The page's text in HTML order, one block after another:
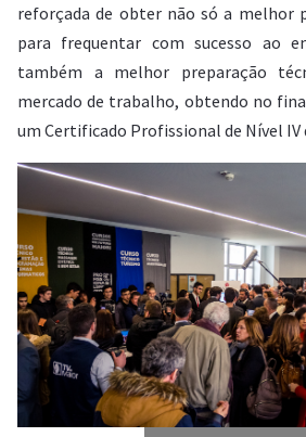
reforçada de obter não só a melhor
para frequentar com sucesso ao
também a melhor preparação
mercado de trabalho, obtendo no
um Certificado Profissional de Nível IV